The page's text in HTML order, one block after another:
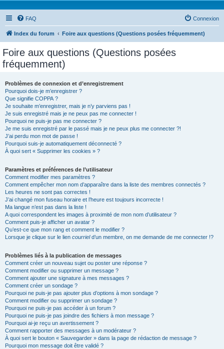
FAQ Connexion
Index du forum Foire aux questions (Questions posées fréquemment)
Foire aux questions (Questions posées
fréquemment)
Problèmes de connexion et d’enregistrement
Pourquoi dois-je m’enregistrer ?
Que signifie COPPA ?
Je souhaite m’enregistrer, mais je n’y parviens pas !
Je suis enregistré mais je ne peux pas me connecter !
Pourquoi ne puis-je pas me connecter ?
Je me suis enregistré par le passé mais je ne peux plus me connecter ?!
J’ai perdu mon mot de passe !
Pourquoi suis-je automatiquement déconnecté ?
À quoi sert « Supprimer les cookies » ?
Paramètres et préférences de l’utilisateur
Comment modifier mes paramètres ?
Comment empêcher mon nom d’apparaître dans la liste des membres connectés ?
Les heures ne sont pas correctes !
J’ai changé mon fuseau horaire et l’heure est toujours incorrecte !
Ma langue n’est pas dans la liste !
A quoi correspondent les images à proximité de mon nom d’utilisateur ?
Comment puis-je afficher un avatar ?
Qu’est-ce que mon rang et comment le modifier ?
Lorsque je clique sur le lien courrield’un membre, on me demande de me connecter !?
Problèmes liés à la publication de messages
Comment créer un nouveau sujet ou poster une réponse ?
Comment modifier ou supprimer un message ?
Comment ajouter une signature à mes messages ?
Comment créer un sondage ?
Pourquoi ne puis-je pas ajouter plus d’options à mon sondage ?
Comment modifier ou supprimer un sondage ?
Pourquoi ne puis-je pas accéder à un forum ?
Pourquoi ne puis-je pas joindre des fichiers à mon message ?
Pourquoi ai-je reçu un avertissement ?
Comment rapporter des messages à un modérateur ?
À quoi sert le bouton « Sauvegarder » dans la page de rédaction de message ?
Pourquoi mon message doit être validé ?